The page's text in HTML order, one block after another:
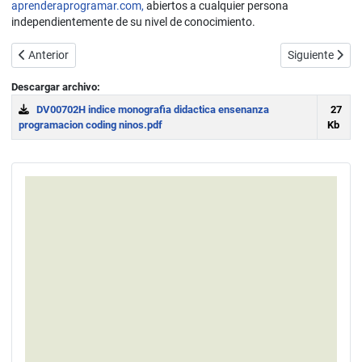
aprenderaprogramar.com, abiertos a cualquier persona
independientemente de su nivel de conocimiento.
Artículo anterior: Información básica Monografía "Historia de la
Anterior Artículo
Siguiente
Descargar archivo:
DV00702H indice monografia didactica ensenanza
programacion coding ninos.pdf
27
Kb